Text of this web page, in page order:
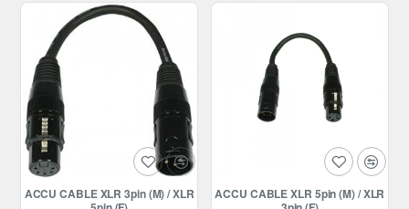
ACCU CABLE XLR 3pin (M) / XLR
ACCU CABLE XLR 5pin (M) / XLR